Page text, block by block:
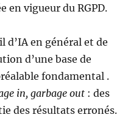
en vigueur du RGPD.
en général et de
d’une base de
fondamental .
in, garbage out : des
des résultats erronés.